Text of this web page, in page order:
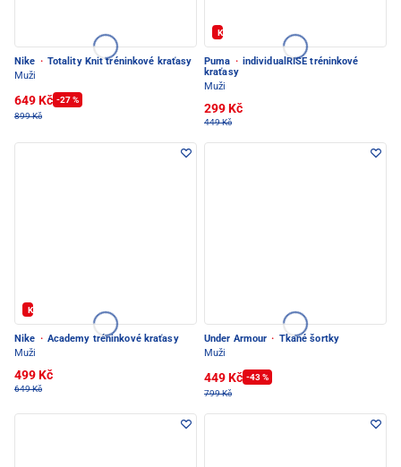
Nike · Totality Knit tréninkové kraťasy
Muži
649 Kč -27 %
899 Kč
Kód: FOTBAL20
Puma · individualRISE tréninkové
kraťasy
Muži
299 Kč
449 Kč
Kód: FOTBAL20
Nike · Academy tréninkové kraťasy
Muži
499 Kč
649 Kč
Under Armour · Tkané šortky
Muži
449 Kč -43 %
799 Kč